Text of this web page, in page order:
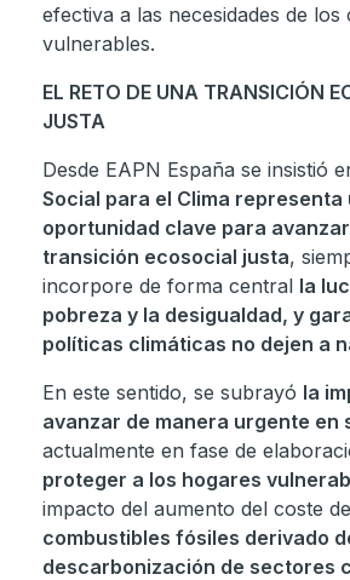
efectiva a las necesidades de los
vulnerables.
EL RETO DE UNA TRANSICIÓN
JUSTA
Desde EAPN España se insistió
Social para el Clima representa
oportunidad clave para
transición ecosocial justa,
incorpore de forma central la
pobreza y la desigualdad, y
políticas climáticas no dejen a
En este sentido, se subrayó la
avanzar de manera urgente en
actualmente en fase de
proteger a los hogares
impacto del aumento del coste
combustibles fósiles derivado
descarbonización de sectores